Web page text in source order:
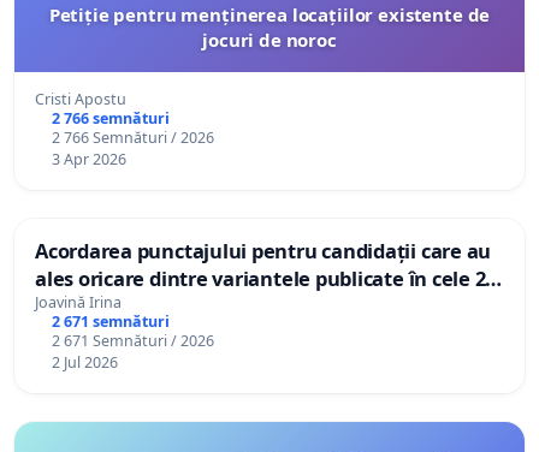
Petiție pentru menținerea locațiilor existente de
jocuri de noroc
Cristi Apostu
2 766 semnături
2 766 Semnături / 2026
3 Apr 2026
Acordarea punctajului pentru candidații care au
ales oricare dintre variantele publicate în cele 2
bareme oficiale
Joavină Irina
2 671 semnături
2 671 Semnături / 2026
2 Jul 2026